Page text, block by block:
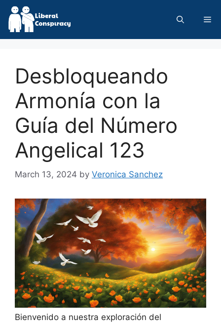
Skip
content
Desbloqueando
Armonía con la
Guía del Número
Angelical 123
March 13, 2024 by Veronica Sanchez
Bienvenido a nuestra exploración del